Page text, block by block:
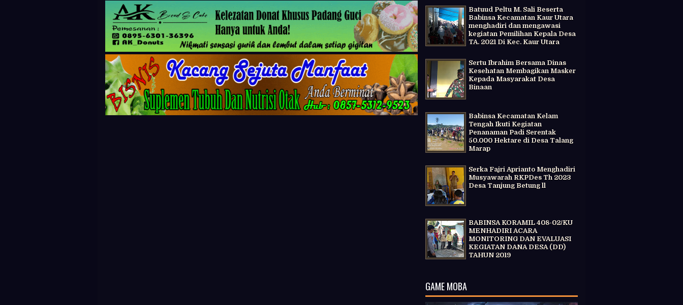
Batuud Peltu M. Sali Beserta
Babinsa Kecamatan Kaur Utara
menghadiri dan mengawasi
kegiatan Pemilihan Kepala Desa
TA. 2021 Di Kec. Kaur Utara
Sertu Ibrahim Bersama Dinas
Kesehatan Membagikan Masker
Kepada Masyarakat Desa
Binaan
Babinsa Kecamatan Kelam
Tengah Ikuti Kegiatan
Penanaman Padi Serentak
50.000 Hektare di Desa Talang
Marap
Serka Fajri Aprianto Menghadiri
Musyawarah RKPDes Th 2023
Desa Tanjung Betung ll
BABINSA KORAMIL 408-02/KU
MENHADIRI ACARA
MONITORING DAN EVALUASI
KEGIATAN DANA DESA (DD)
TAHUN 2019
GAME MOBA